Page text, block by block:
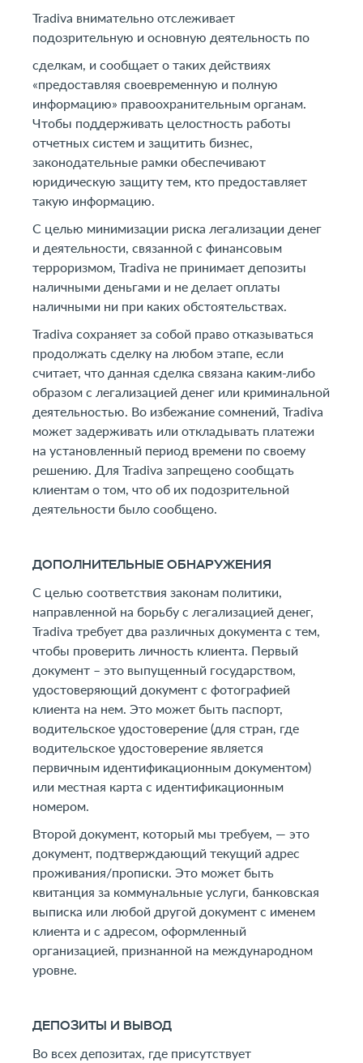
Tradiva внимательно отслеживает
подозрительную и основную деятельность по
сделкам, и сообщает о таких действиях
«предоставляя своевременную и полную
информацию» правоохранительным органам.
Чтобы поддерживать целостность работы
отчетных систем и защитить бизнес,
законодательные рамки обеспечивают
юридическую защиту тем, кто предоставляет
такую информацию.
С целью минимизации риска легализации денег
и деятельности, связанной с финансовым
терроризмом, Tradiva не принимает депозиты
наличными деньгами и не делает оплаты
наличными ни при каких обстоятельствах.
Tradiva сохраняет за собой право отказываться
продолжать сделку на любом этапе, если
считает, что данная сделка связана каким-либо
образом с легализацией денег или криминальной
деятельностью. Во избежание сомнений, Tradiva
может задерживать или откладывать платежи
на установленный период времени по своему
решению. Для Tradiva запрещено сообщать
клиентам о том, что об их подозрительной
деятельности было сообщено.
ДОПОЛНИТЕЛЬНЫЕ ОБНАРУЖЕНИЯ
С целью соответствия законам политики,
направленной на борьбу с легализацией денег,
Tradiva требует два различных документа с тем,
чтобы проверить личность клиента. Первый
документ – это выпущенный государством,
удостоверяющий документ с фотографией
клиента на нем. Это может быть паспорт,
водительское удостоверение (для стран, где
водительское удостоверение является
первичным идентификационным документом)
или местная карта с идентификационным
номером.
Второй документ, который мы требуем, — это
документ, подтверждающий текущий адрес
проживания/прописки. Это может быть
квитанция за коммунальные услуги, банковская
выписка или любой другой документ с именем
клиента и с адресом, оформленный
организацией, признанной на международном
уровне.
ДЕПОЗИТЫ И ВЫВОД
Во всех депозитах, где присутствует